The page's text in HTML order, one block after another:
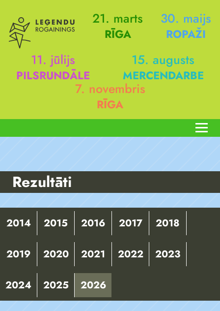
21. marts
RĪGA
30. maijs
ROPAŽI
11. jūlijs
PILSRUNDĀLE
15. augusts
MERCENDARBE
7. novembris
RĪGA
Rezultāti
2014 2015 2016 2017 2018
2019 2020 2021 2022 2023
2024 2025 2026